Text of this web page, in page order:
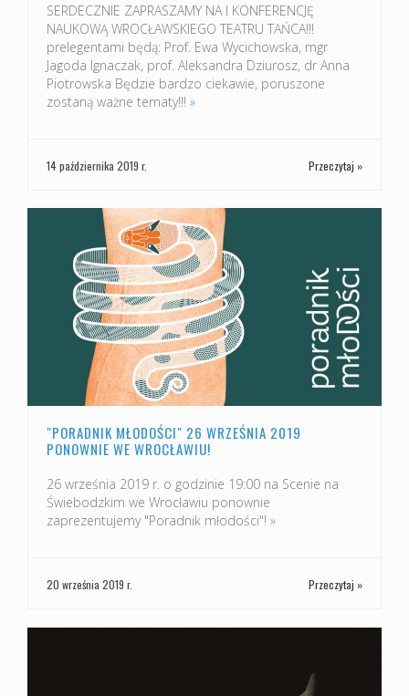
SERDECZNIE ZAPRASZAMY NA I KONFERENCJĘ
NAUKOWĄ WROCŁAWSKIEGO TEATRU TAŃCA!!!
prelegentami będą: Prof. Ewa Wycichowska, mgr
Jagoda Ignaczak, prof. Aleksandra Dziurosz, dr Anna
Piotrowska Będzie bardzo ciekawie, poruszone
zostaną ważne tematy!!! »
14 października 2019 r. Przeczytaj »
"PORADNIK MŁODOŚCI" 26 WRZEŚNIA 2019
PONOWNIE WE WROCŁAWIU!
26 września 2019 r. o godzinie 19:00 na Scenie na
Świebodzkim we Wrocławiu ponownie
zaprezentujemy "Poradnik młodości"! »
20 września 2019 r. Przeczytaj »